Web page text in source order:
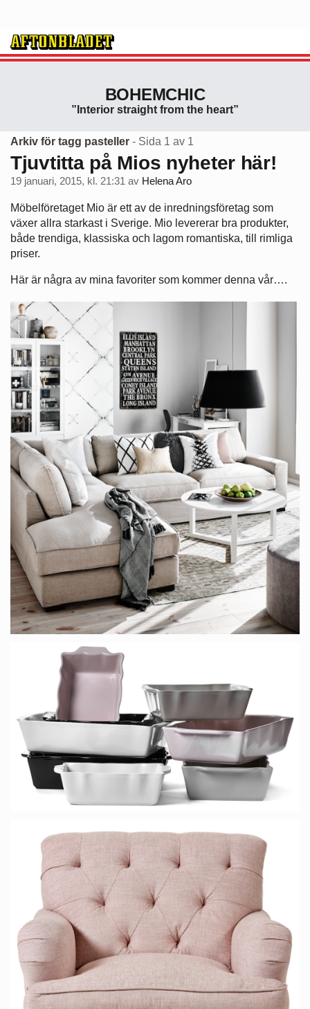
BOHEMCHIC
”Interior straight from the heart”
Arkiv för tagg pasteller - Sida 1 av 1
Tjuvtitta på Mios nyheter här!
19 januari, 2015, kl. 21:31 av Helena Aro
Möbelföretaget Mio är ett av de inredningsföretag som
växer allra starkast i Sverige. Mio levererar bra produkter,
både trendiga, klassiska och lagom romantiska, till rimliga
priser.
Här är några av mina favoriter som kommer denna vår….